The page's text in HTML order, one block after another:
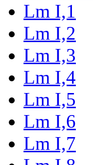
Lm I,1
Lm I,2
Lm I,3
Lm I,4
Lm I,5
Lm I,6
Lm I,7